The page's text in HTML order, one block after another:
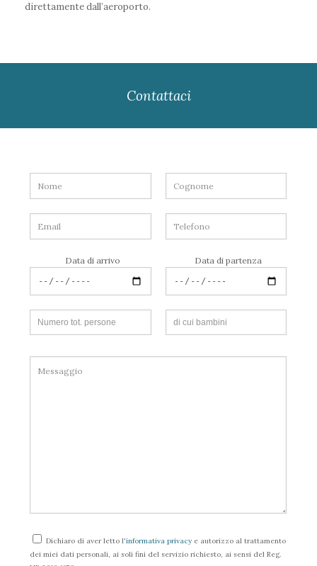
direttamente dall’aeroporto.
Contattaci
Data di arrivo Data di partenza
Dichiaro di aver letto l'informativa privacy e autorizzo al trattamento
dei miei dati personali, ai soli fini del servizio richiesto, ai sensi del Reg.